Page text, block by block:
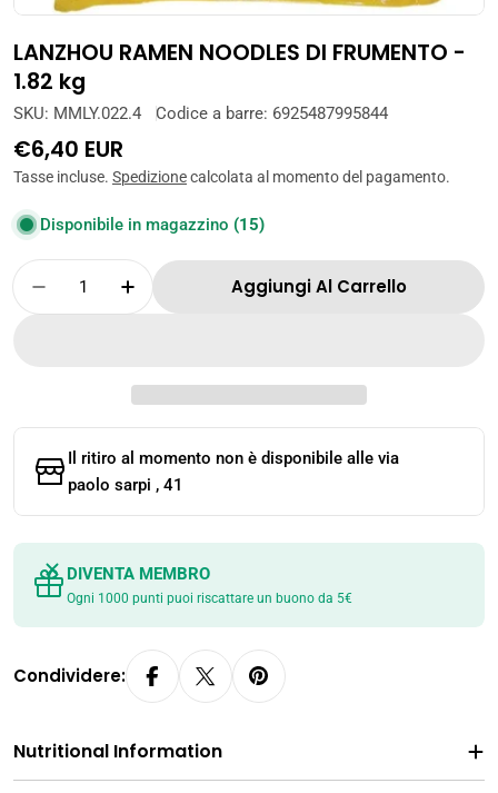
LANZHOU RAMEN NOODLES DI FRUMENTO -
1.82 kg
SKU: MMLY.022.4 Codice a barre: 6925487995844
Prezzo
normale
€6,40 EUR
Tasse incluse. Spedizionecalcolata al momento del pagamento.
Disponibile in magazzino (15)
Quantità
Diminuisci La Quantità Per LANZHOU RAMEN
Aumenta La Quantità Per LANZHOU
Aggiungi Al Carrello
Il ritiro al momento non è disponibile alle via
paolo sarpi , 41
DIVENTA MEMBRO
Ogni 1000 punti puoi riscattare un buono da 5€
Condividere:
Nutritional Information